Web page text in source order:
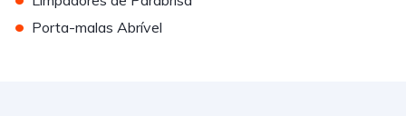
• Porta-malas Abrível